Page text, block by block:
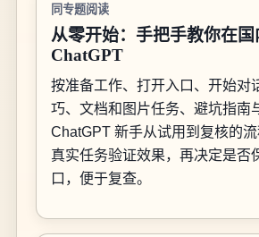
同专题阅读
从零开始：手把手教你在国
ChatGPT
按准备工作、打开入口、开始对
巧、文档和图片任务、避坑指南
ChatGPT 新手从试用到复核的
真实任务验证效果，再决定是否
口，便于复查。